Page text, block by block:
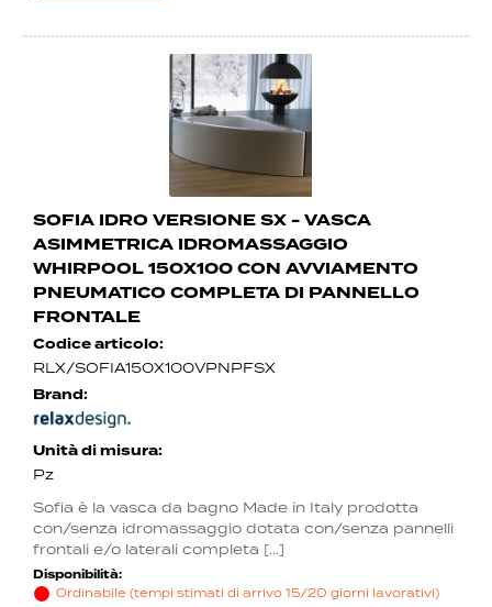
SOFIA IDRO VERSIONE SX - VASCA
ASIMMETRICA IDROMASSAGGIO
WHIRPOOL 150X100 CON AVVIAMENTO
PNEUMATICO COMPLETA DI PANNELLO
FRONTALE
Codice articolo:
RLX/SOFIA150X100VPNPFSX
Brand:
Unità di misura:
Pz
Sofia è la vasca da bagno Made in Italy prodotta
con/senza idromassaggio dotata con/senza pannelli
frontali e/o laterali completa [...]
Disponibilità:
Ordinabile (tempi stimati di arrivo 15/20 giorni lavorativi)